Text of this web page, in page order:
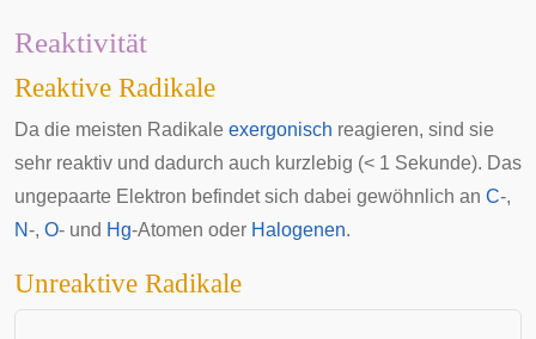
Reaktivität
Reaktive Radikale
Da die meisten Radikale exergonisch reagieren, sind sie
sehr reaktiv und dadurch auch kurzlebig (< 1 Sekunde). Das
ungepaarte Elektron befindet sich dabei gewöhnlich an C-,
N-, O- und Hg-Atomen oder Halogenen.
Unreaktive Radikale